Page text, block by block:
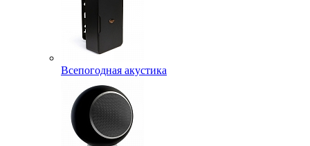
Всепогодная акустика